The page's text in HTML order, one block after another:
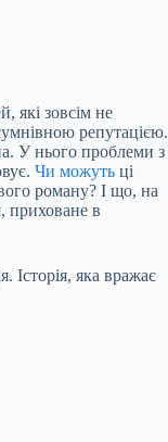
які зовсім не
репутацією.
У нього проблеми з
Чи можуть ці
роману? І що, на
приховане в
Історія, яка вражає